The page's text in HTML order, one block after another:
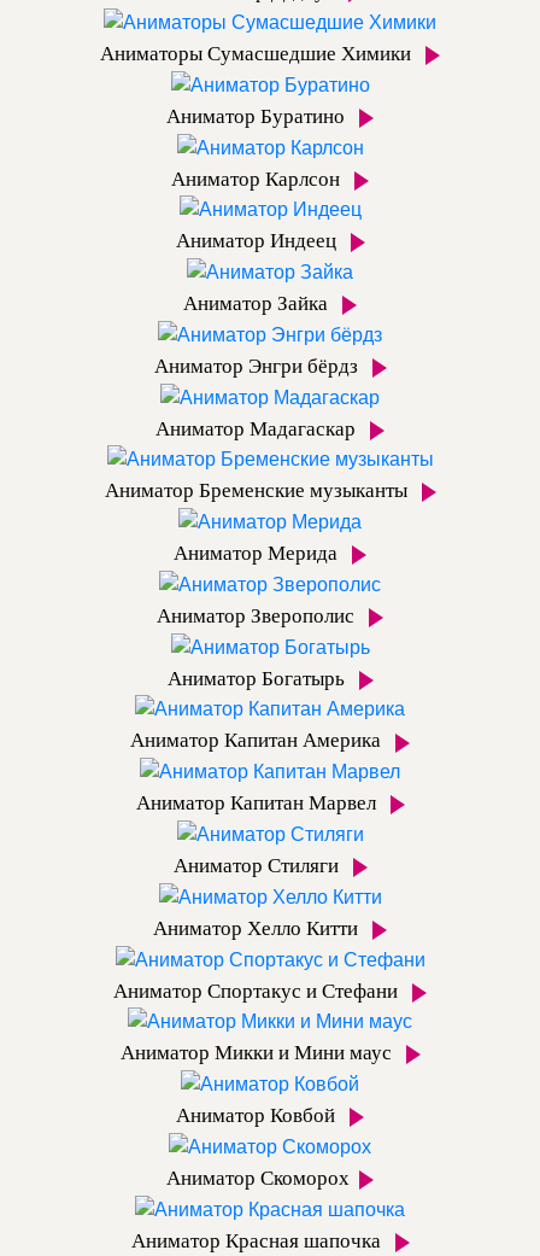
Аниматоры Сумасшедшие Химики
Аниматор Буратино
Аниматор Карлсон
Аниматор Индеец
Аниматор Зайка
Аниматор Энгри бёрдз
Аниматор Мадагаскар
Аниматор Бременские музыканты
Аниматор Мерида
Аниматор Зверополис
Аниматор Богатырь
Аниматор Капитан Америка
Аниматор Капитан Марвел
Аниматор Стиляги
Аниматор Хелло Китти
Аниматор Спортакус и Стефани
Аниматор Микки и Мини маус
Аниматор Ковбой
Аниматор Скоморох
Аниматор Красная шапочка